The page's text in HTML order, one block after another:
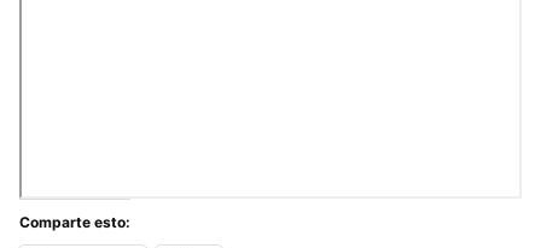
Comparte esto: